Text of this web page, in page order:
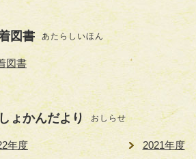
図書 あたらしいほん
図書
ょかんだより おしらせ
年度 2021年度